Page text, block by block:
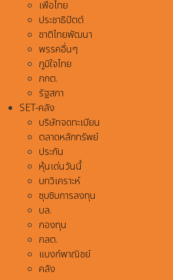
เพื่อไทย
ประชาธิปัตต์
ชาติไทยพัฒนา
พรรคอื่นๆ
ภูมิใจไทย
กกต.
รัฐสภา
SET-คลัง
บริษัทจดทะเบียน
ตลาดหลักทรัพย์
ประกัน
หุ้นเด่นวันนี้
บทวิเคราะห์
ซุบซิบการลงทุน
บล.
กองทุน
กลต.
แบงก์พาณิชย์
คลัง